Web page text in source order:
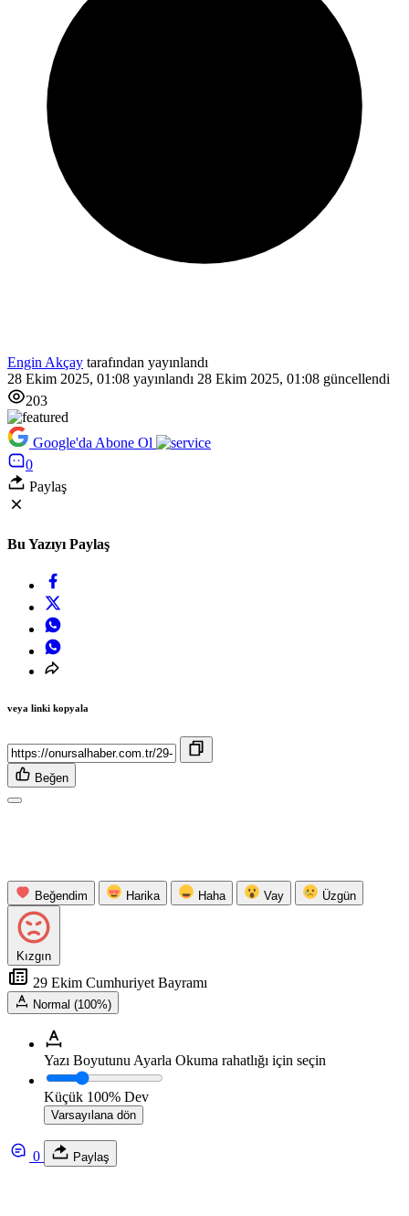
Engin Akçay tarafından yayınlandı
28 Ekim 2025, 01:08 yayınlandı 28 Ekim 2025, 01:08 güncellendi
203
Google'da Abone Ol
0
Paylaş
Bu Yazıyı Paylaş
veya linki kopyala
Beğen
Beğendim Harika Haha Vay Üzgün
Kızgın
29 Ekim Cumhuriyet Bayramı
Normal (100%)
Yazı Boyutunu Ayarla Okuma rahatlığı için seçin
Küçük 100% Dev
Varsayılana dön
0 Paylaş